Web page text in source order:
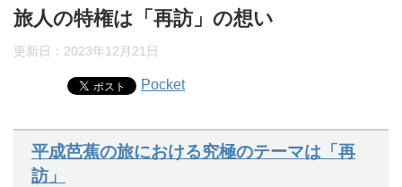
旅人の特権は「再訪」の想い
更新日： 2023年12月21日
Pocket
平成芭蕉の旅における究極のテーマは「再
訪」